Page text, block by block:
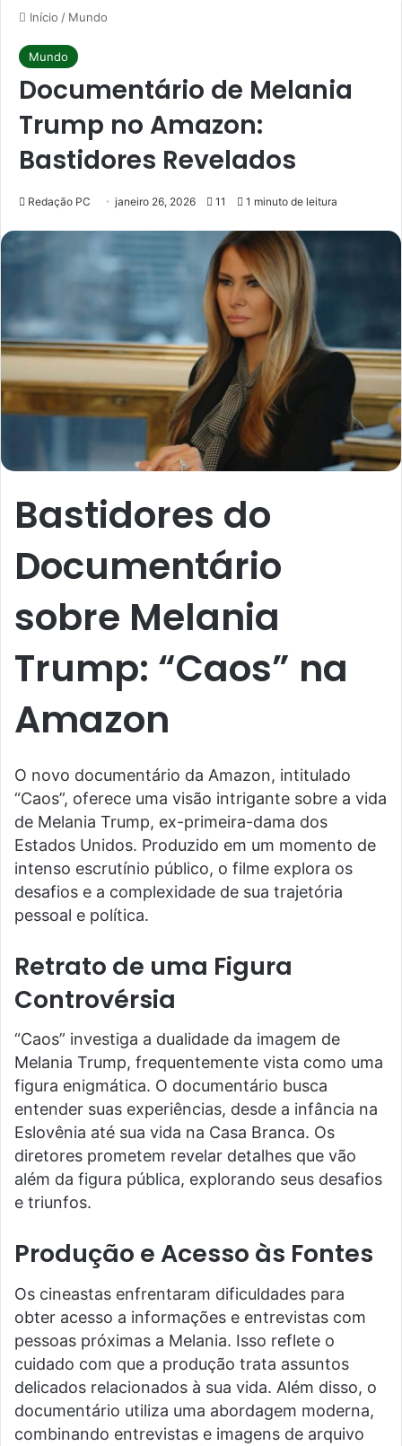
Início / Mundo
Mundo
Documentário de Melania
Trump no Amazon:
Bastidores Revelados
Redação PC janeiro 26, 2026 11 1 minuto de leitura
Bastidores do
Documentário
sobre Melania
Trump: “Caos” na
Amazon
O novo documentário da Amazon, intitulado
“Caos”, oferece uma visão intrigante sobre a vida
de Melania Trump, ex-primeira-dama dos
Estados Unidos. Produzido em um momento de
intenso escrutínio público, o filme explora os
desafios e a complexidade de sua trajetória
pessoal e política.
Retrato de uma Figura
Controvérsia
“Caos” investiga a dualidade da imagem de
Melania Trump, frequentemente vista como uma
figura enigmática. O documentário busca
entender suas experiências, desde a infância na
Eslovênia até sua vida na Casa Branca. Os
diretores prometem revelar detalhes que vão
além da figura pública, explorando seus desafios
e triunfos.
Produção e Acesso às Fontes
Os cineastas enfrentaram dificuldades para
obter acesso a informações e entrevistas com
pessoas próximas a Melania. Isso reflete o
cuidado com que a produção trata assuntos
delicados relacionados à sua vida. Além disso, o
documentário utiliza uma abordagem moderna,
combinando entrevistas e imagens de arquivo